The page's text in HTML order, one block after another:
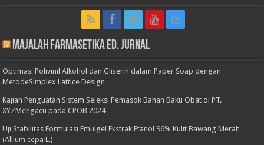
Majalah Farmasetika Ed. Jurnal
Optimasi Polivinil Alkohol dan Gliserin dalam Paper Soap dengan
MetodeSimplex Lattice Design
Kajian Penguatan Sistem Seleksi Pemasok Bahan Baku Obat di PT.
XYZMengacu pada CPOB 2024
Uji Stabilitas Formulasi Emulgel Ekstrak Etanol 96% Kulit Bawang Merah
(Allium cepa L.)